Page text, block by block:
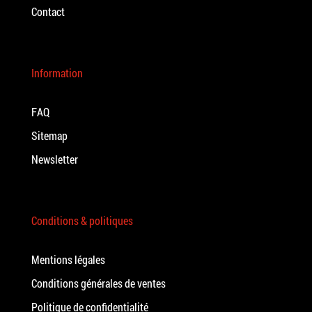
Contact
Information
FAQ
Sitemap
Newsletter
Conditions & politiques
Mentions légales
Conditions générales de ventes
Politique de confidentialité